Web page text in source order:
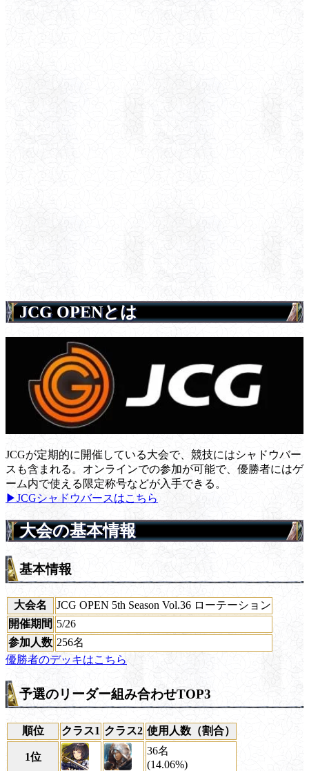
JCG OPENとは
JCGが定期的に開催している大会で、競技にはシャドウバー
スも含まれる。オンラインでの参加が可能で、優勝者にはゲ
ーム内で使える限定称号などが入手できる。
▶JCGシャドウバースはこちら
大会の基本情報
基本情報
大会名
JCG OPEN 5th Season Vol.36 ローテーション
開催期間 5/26
参加人数 256名
優勝者のデッキはこちら
予選のリーダー組み合わせTOP3
順位 クラス1 クラス2 使用人数（割合）
1位
36名
(14.06%)